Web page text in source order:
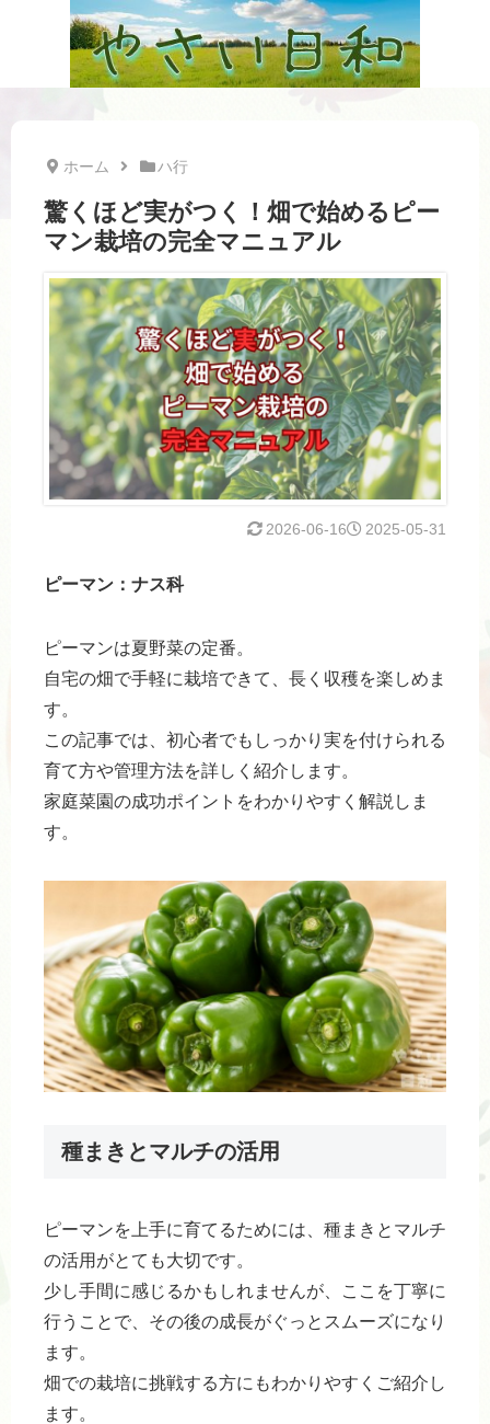
ホーム ハ行
驚くほど実がつく！畑で始めるピー
マン栽培の完全マニュアル
2025-05-31
2026-06-16
ピーマン：ナス科
ピーマンは夏野菜の定番。
自宅の畑で手軽に栽培できて、長く収穫を楽しめま
す。
この記事では、初心者でもしっかり実を付けられる
育て方や管理方法を詳しく紹介します。
家庭菜園の成功ポイントをわかりやすく解説しま
す。
種まきとマルチの活用
ピーマンを上手に育てるためには、種まきとマルチ
の活用がとても大切です。
少し手間に感じるかもしれませんが、ここを丁寧に
行うことで、その後の成長がぐっとスムーズになり
ます。
畑での栽培に挑戦する方にもわかりやすくご紹介し
ます。